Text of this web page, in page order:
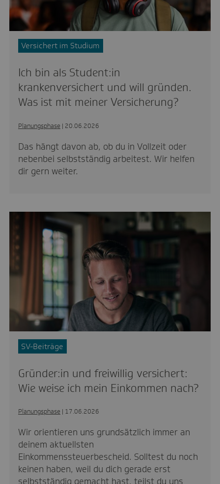
Versichert im Studium
Ich bin als Student:in
krankenversichert und will gründen.
Was ist mit meiner Versicherung?
Planungsphase | 20.06.2026
Das hängt davon ab, ob du in Vollzeit oder
nebenbei selbstständig arbeitest. Wir helfen
dir gern weiter.
SV-Beiträge
Gründer:in und freiwillig versichert:
Wie weise ich mein Einkommen nach?
Planungsphase | 17.06.2026
Wir orientieren uns grundsätzlich immer an
deinem aktuellsten
Einkommenssteuerbescheid. Solltest du noch
keinen haben, weil du dich gerade erst
selbstständig gemacht hast, teilst du uns